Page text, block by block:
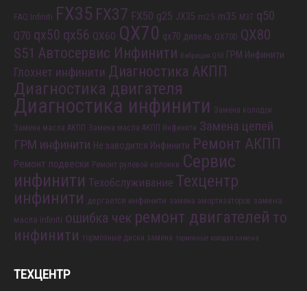
FAQ Infiniti FX35 FX37 FX50 g25 JX35 m25 m35 M37 q50
Q70 qx50 qx56 QX60 QX70 qx70 дизель QX70D QX80
S51 Автосервис Инфинити Вибрация Q50 ГРМ Инфинити
Глохнет инфинити Диагностика АКПП
Диагностика двигателя
Диагностика инфинити Замена колодок
Замена масла АКПП Замена масла АКПП Инфинити Замена цепей
ГРМ инфинити Не заводится Инфинити Ремонт АКПП
Ремонт подвески Ремонт рулевой колонки Сервис
инфинити Техобслуживание Техцентр
инфинити дергается инфинити замена амортизаторов замена
масла infiniti ошибка чек ремонт двигателей то
инфинити тормозные диски замена тормозные колодки замена
ТЕХЦЕНТР